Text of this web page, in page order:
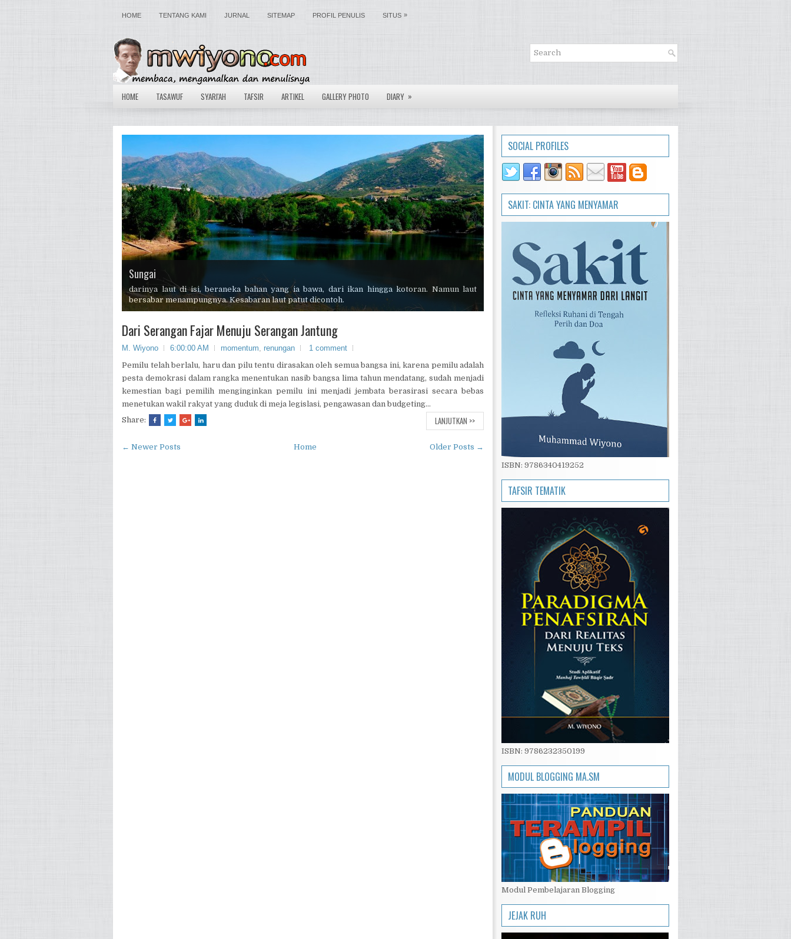
HOME TENTANG KAMI JURNAL SITEMAP PROFIL PENULIS SITUS »
HOME TASAWUF SYARI'AH TAFSIR ARTIKEL GALLERY PHOTO DIARY »
Sungai
Pagi Buta
Semburat mentari di ufuk timur, masuk ke sela-sela rimbun dedaunan, ia hendak datang
mengabarkan semangat beraktifitas meraih asa dan cita yang masih tersisa.
Malam
Gunung
Siang
Dari Serangan Fajar Menuju Serangan Jantung
M. Wiyono 6:00:00 AM momentum, renungan
1 comment
Pemilu telah berlalu, haru dan pilu tentu dirasakan oleh semua bangsa ini, karena pemilu adalah
pesta demokrasi dalam rangka menentukan nasib bangsa lima tahun mendatang, sudah menjadi
kemestian bagi pemilih menginginkan pemilu ini menjadi jembata berasirasi secara bebas
menetukan wakil rakyat yang duduk di meja legislasi, pengawasan dan budgeting...
Share:
LANJUTKAN >>
← Newer Posts Older Posts →
Home
SOCIAL PROFILES
SAKIT: CINTA YANG MENYAMAR
ISBN: 9786340419252
TAFSIR TEMATIK
ISBN: 9786232350199
MODUL BLOGGING MA.SM
Modul Pembelajaran Blogging
JEJAK RUH